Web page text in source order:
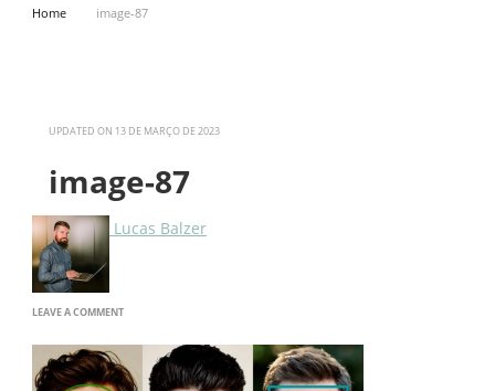
Home image-87
UPDATED ON 13 DE MARÇO DE 2023
image-87
Lucas Balzer
LEAVE A COMMENTON
87